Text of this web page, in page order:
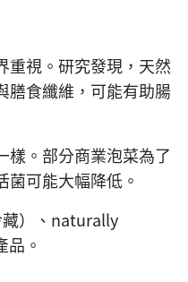
重視。研究發現，天然
膳食纖維，可能有助腸
樣。部分商業泡菜為了
可能大幅降低。
）、naturally
。